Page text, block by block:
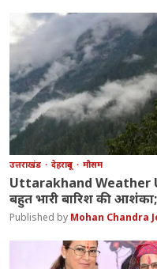
उत्तराखंड देहरादून मौसम
Uttarakhand Weather
बहुत भारी बारिश की
Mohan Chandra